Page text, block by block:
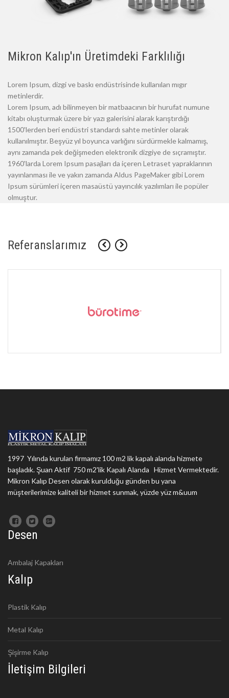
Mikron Kalıp'ın Üretimdeki Farklılığı
Lorem Ipsum, dizgi ve baskı endüstrisinde kullanılan mıgır
metinlerdir.
Lorem Ipsum, adı bilinmeyen bir matbaacının bir hurufat numune
kitabı oluşturmak üzere bir yazı galerisini alarak karıştırdığı
1500'lerden beri endüstri standardı sahte metinler olarak
kullanılmıştır. Beşyüz yıl boyunca varlığını sürdürmekle kalmamış,
aynı zamanda pek değişmeden elektronik dizgiye de sıçramıştır.
1960'larda Lorem Ipsum pasajları da içeren Letraset yapraklarının
yayınlanması ile ve yakın zamanda Aldus PageMaker gibi Lorem
Ipsum sürümleri içeren masaüstü yayıncılık yazılımları ile popüler
olmuştur.
Referanslarımız
1997 Yılında kurulan firmamız 100 m2 lik kapalı alanda hizmete
başladık. Şuan Aktif 750 m2'lik Kapalı Alanda Hizmet Vermektedir.
Mikron Kalıp Desen olarak kurulduğu günden bu yana
müşterilerimize kaliteli bir hizmet sunmak, yüzde yüz m&uum
Desen
Ambalaj Kapakları
Kalıp
Plastik Kalıp
Metal Kalıp
Şişirme Kalıp
İletişim Bilgileri